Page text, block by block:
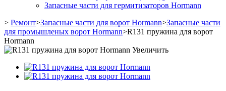
Запасные части для гермитизаторов Hormann
> Ремонт>Запасные части для ворот Hormann>Запасные части
для промышленых ворот Hormann>R131 пружина для ворот
Hormann
Увеличить